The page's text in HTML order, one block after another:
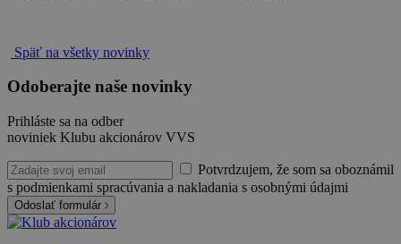
Späť na všetky novinky
Odoberajte naše novinky
Prihláste sa na odber
noviniek Klubu akcionárov VVS
Potvrdzujem, že som sa oboznámil
s podmienkami spracúvania a nakladania s osobnými údajmi
Odoslať formulár